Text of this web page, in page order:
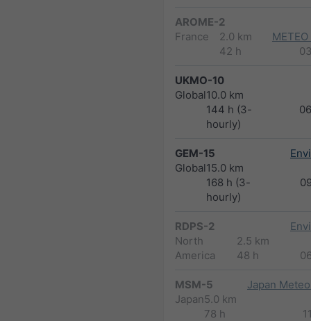
AROME-2
France
2.0 km
42 h
UKMO-10
Global10.0 km
144 h (3-
hourly)
GEM-15
Global15.0 km
168 h (3-
hourly)
RDPS-2
North
America
2.5 km
48 h
MSM-5
Japan5.0 km
78 h
Japan